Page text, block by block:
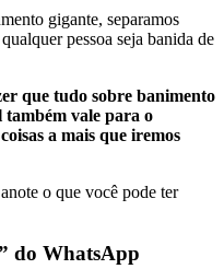
gigante, separamos
pessoa seja banida de
que tudo sobre banimento
vale para o
a mais que iremos
o que você pode ter
do WhatsApp